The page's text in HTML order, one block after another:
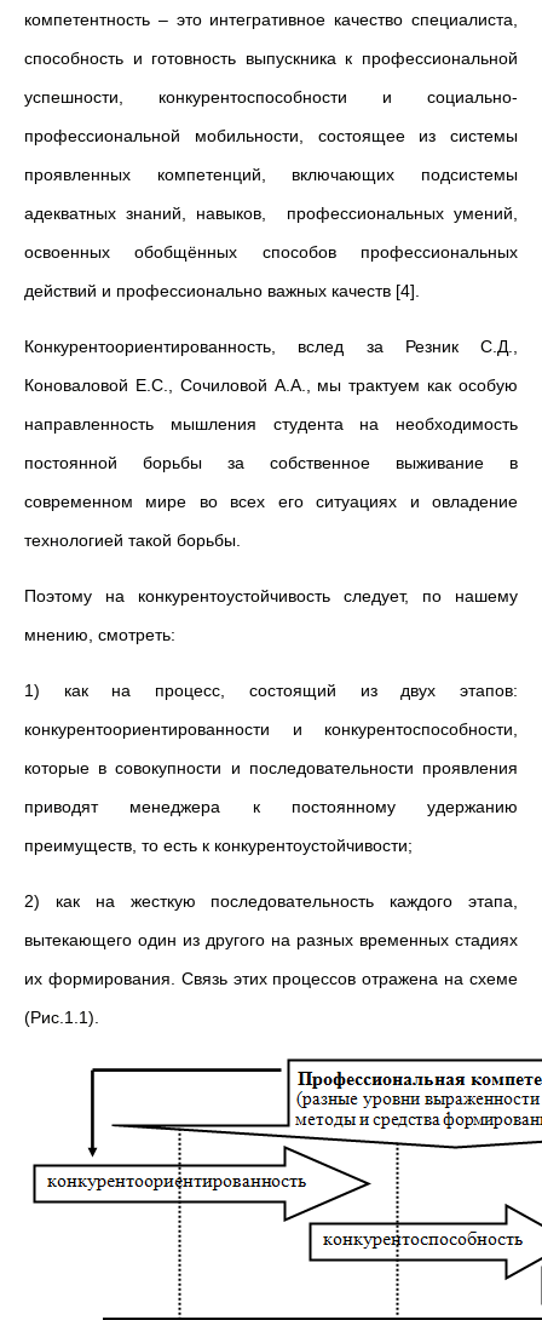
компетентность – это интегративное качество специалиста,
способность и готовность выпускника к профессиональной
успешности, конкурентоспособности и социально-
профессиональной мобильности, состоящее из системы
проявленных компетенций, включающих подсистемы
адекватных знаний, навыков, профессиональных умений,
освоенных обобщённых способов профессиональных
действий и профессионально важных качеств [4].
Конкурентоориентированность, вслед за Резник С.Д.,
Коноваловой Е.С., Сочиловой А.А., мы трактуем как особую
направленность мышления студента на необходимость
постоянной борьбы за собственное выживание в
современном мире во всех его ситуациях и овладение
технологией такой борьбы.
Поэтому на конкурентоустойчивость следует, по нашему
мнению, смотреть:
1) как на процесс, состоящий из двух этапов:
конкурентоориентированности и конкурентоспособности,
которые в совокупности и последовательности проявления
приводят менеджера к постоянному удержанию
преимуществ, то есть к конкурентоустойчивости;
2) как на жесткую последовательность каждого этапа,
вытекающего один из другого на разных временных стадиях
их формирования. Связь этих процессов отражена на схеме
(Рис.1.1).